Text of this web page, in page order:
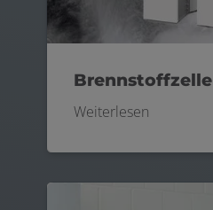
Brennstoffzelle
Weiterlesen